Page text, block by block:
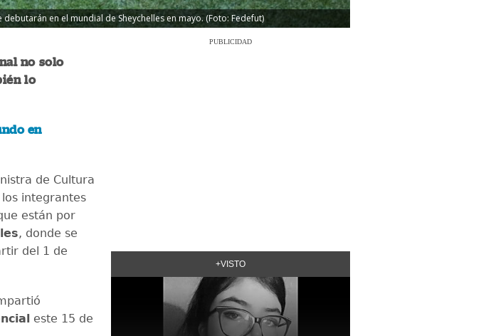
en el mundial de Sheychelles en mayo. (Foto: Fedefut)
no solo
lo
en
de Cultura
integrantes
están por
, donde se
del 1 de
este 15 de
PUBLICIDAD
+VISTO